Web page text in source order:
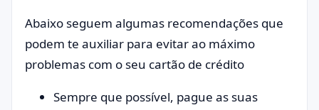
Abaixo seguem algumas recomendações que
podem te auxiliar para evitar ao máximo
problemas com o seu cartão de crédito
Sempre que possível, pague as suas